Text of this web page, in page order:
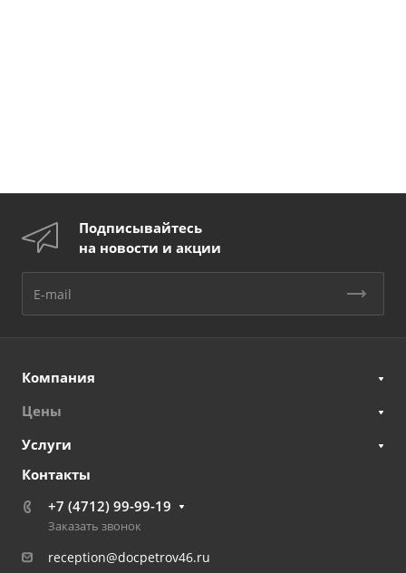
Подписывайтесь
на новости и акции
Компания
Цены
Услуги
Контакты
+7 (4712) 99-99-19
Заказать звонок
reception@docpetrov46.ru